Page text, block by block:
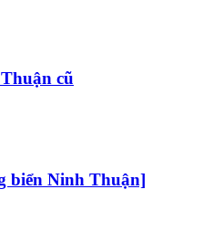
cũ
biển Ninh Thuận]